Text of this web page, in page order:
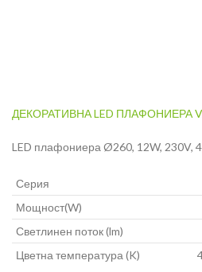
ДЕКОРАТИВНА LED ПЛАФОНИЕРА
LED плафониера Ø260, 12W, 230V,
Серия
Мощност(W)
Светлинен поток (lm)
Цветна температура (K)